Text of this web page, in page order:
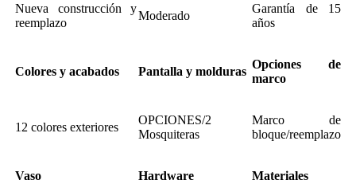
Nueva construcción y
reemplazo
Moderado
Garantía de 15
años
Colores y acabados Pantalla y molduras
Opciones de
marco
12 colores exteriores
OPCIONES/2
Mosquiteras
Marco de
bloque/reemplazo
Vaso Hardware Materiales